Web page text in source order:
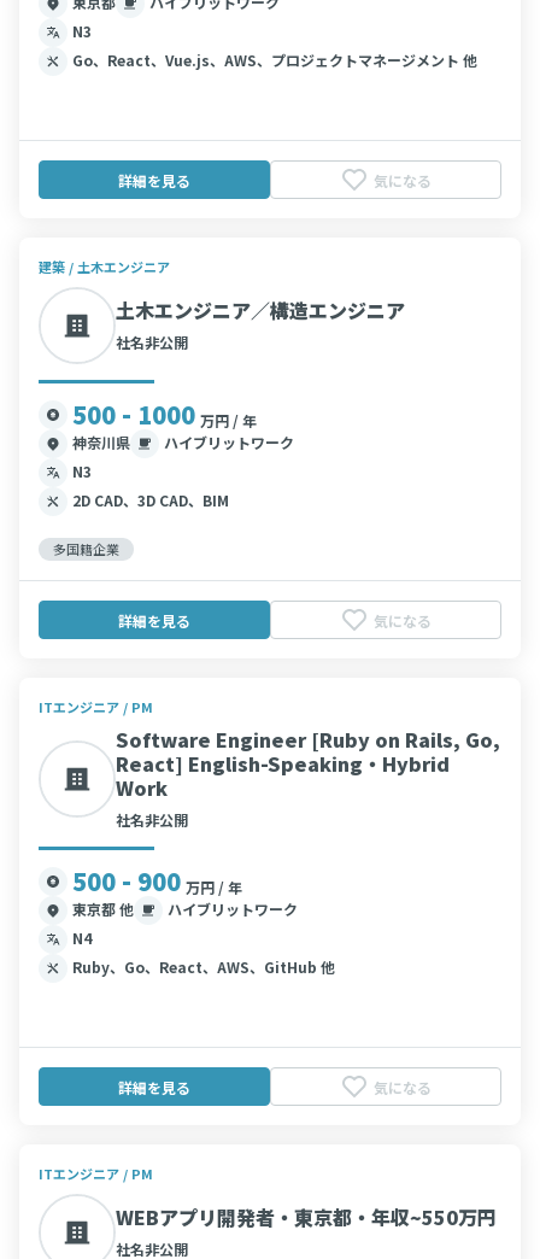
N3
Go、React、Vue.js、AWS、プロジェクトマネージメント 他
詳細を見る 気になる
建築 / 土木エンジニア
土木エンジニア／構造エンジニア
社名非公開
500 - 1000 万円 / 年
神奈川県
ハイブリットワーク
N3
2D CAD、3D CAD、BIM
多国籍企業
詳細を見る 気になる
ITエンジニア / PM
Software Engineer [Ruby on Rails, Go,
React] English-Speaking・Hybrid
Work
社名非公開
500 - 900 万円 / 年
東京都 他
ハイブリットワーク
N4
Ruby、Go、React、AWS、GitHub 他
詳細を見る 気になる
ITエンジニア / PM
WEBアプリ開発者・東京都・年収~550万円
社名非公開